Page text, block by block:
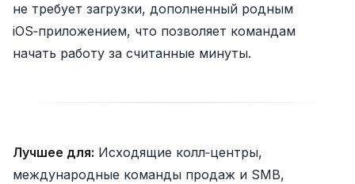
не требует загрузки, дополненный родным
iOS‑приложением, что позволяет командам
начать работу за считанные минуты.
Лучшее для: Исходящие колл‑центры,
международные команды продаж и SMB,